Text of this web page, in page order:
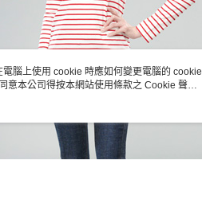
腦上使用 cookie 時應如何變更電腦的 cookie
意本公司得按本網站使用條款之 Cookie 聲明